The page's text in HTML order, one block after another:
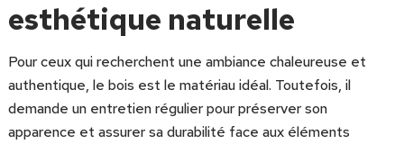
esthétique naturelle
Pour ceux qui recherchent une ambiance chaleureuse et
authentique, le bois est le matériau idéal. Toutefois, il
demande un entretien régulier pour préserver son
apparence et assurer sa durabilité face aux éléments